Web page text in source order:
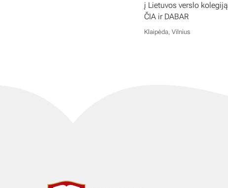
į Lietuvos verslo kolegiją
ČIA ir DABAR
Klaipėda, Vilnius